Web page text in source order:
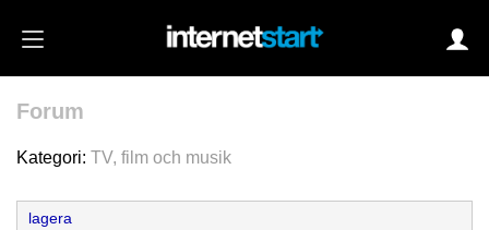
Forum
Kategori: TV, film och musik
lagera